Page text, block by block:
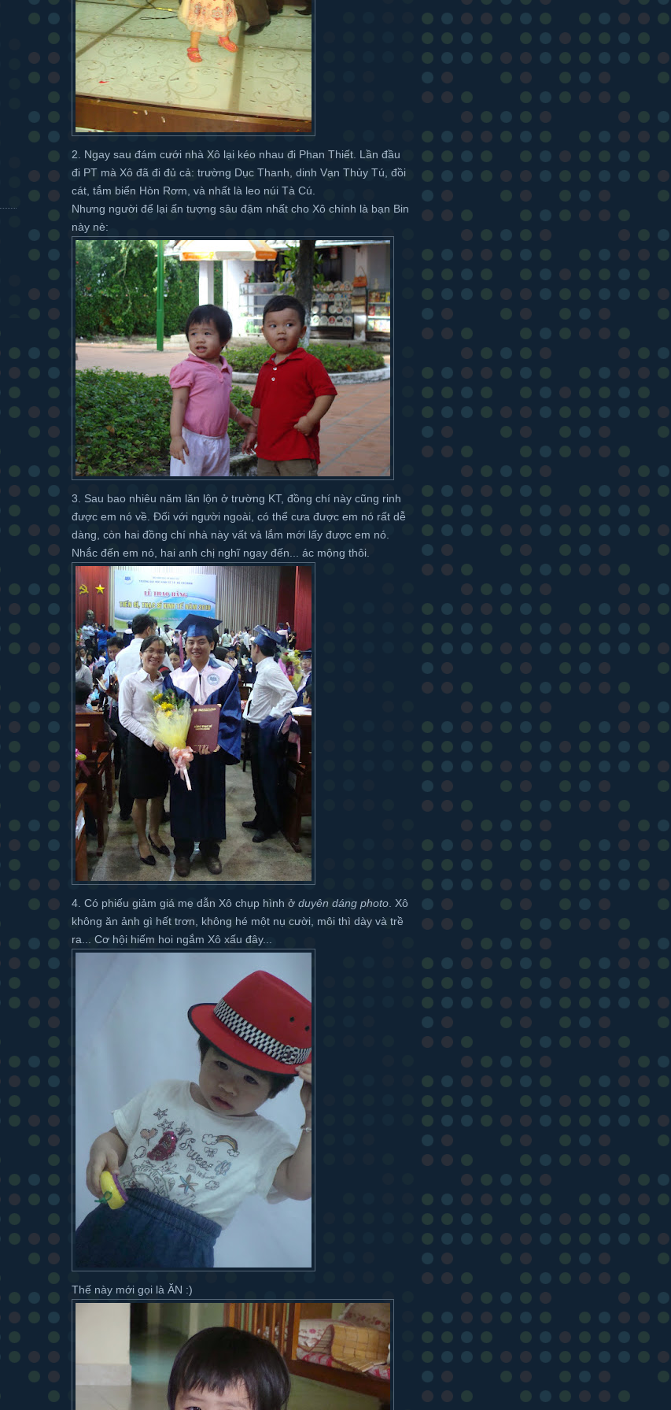
2. Ngay sau đám cưới nhà Xô lại kéo nhau đi Phan Thiết. Lần đầu
đi PT mà Xô đã đi đủ cả: trường Dục Thanh, dinh Vạn Thủy Tú, đồi
cát, tắm biển Hòn Rơm, và nhất là leo núi Tà Cú.
Nhưng người để lại ấn tượng sâu đậm nhất cho Xô chính là bạn Bin
này nè:
3. Sau bao nhiêu năm lăn lộn ở trường KT, đồng chí này cũng rinh
được em nó về. Đối với người ngoài, có thể cưa được em nó rất dễ
dàng, còn hai đồng chí nhà này vất vả lắm mới lấy được em nó.
Nhắc đến em nó, hai anh chị nghĩ ngay đến... ác mộng thôi.
4. Có phiếu giảm giá mẹ dẫn Xô chụp hình ở duyên dáng photo . Xô
không ăn ảnh gì hết trơn, không hé một nụ cười, môi thì dày và trề
ra... Cơ hội hiếm hoi ngắm Xô xấu đây...
Thế này mới gọi là ĂN :)